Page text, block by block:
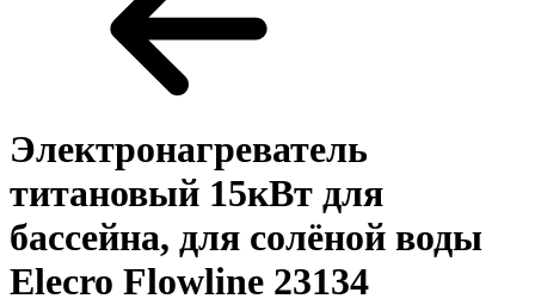
Электронагреватель
титановый 15кВт для
бассейна, для солёной воды
Elecro Flowline 23134